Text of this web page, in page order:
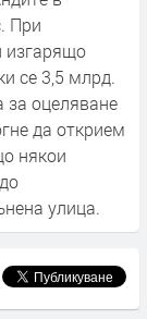
При
изгарящо
се 3,5 млрд.
за оцеляване
да открием
някои
улица.